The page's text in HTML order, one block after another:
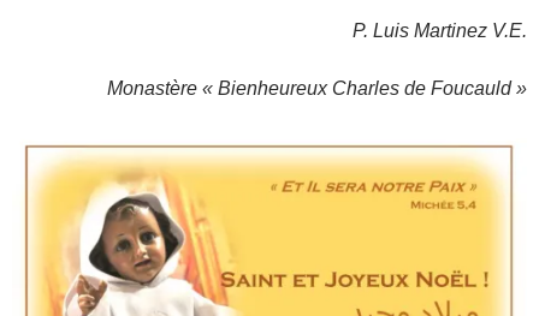
P. Luis Martinez V.E.
Monastère « Bienheureux Charles de Foucauld »